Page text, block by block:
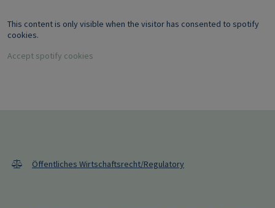
This content is only visible when the visitor has consented to spotify
cookies.
Accept spotify cookies
Öffentliches Wirtschaftsrecht/Regulatory